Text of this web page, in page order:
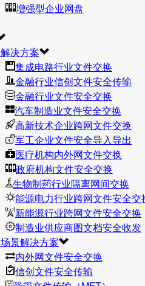
增强型企业网盘
决方案
集成电路行业文件交换
金融行业信创文件安全传输
金融行业文件安全交换
汽车制造业文件安全交换
高新技术企业跨网文件交换
军工企业文件安全导入导出
医疗机构内外网文件交换
政府机构文件安全交换
生物制药行业隔离网间交换
能源电力行业跨网文件安全交
新能源行业跨网文件安全交换
制造业供应商图文档安全收发
景解决方案
内外网文件安全交换
信创文件安全传输